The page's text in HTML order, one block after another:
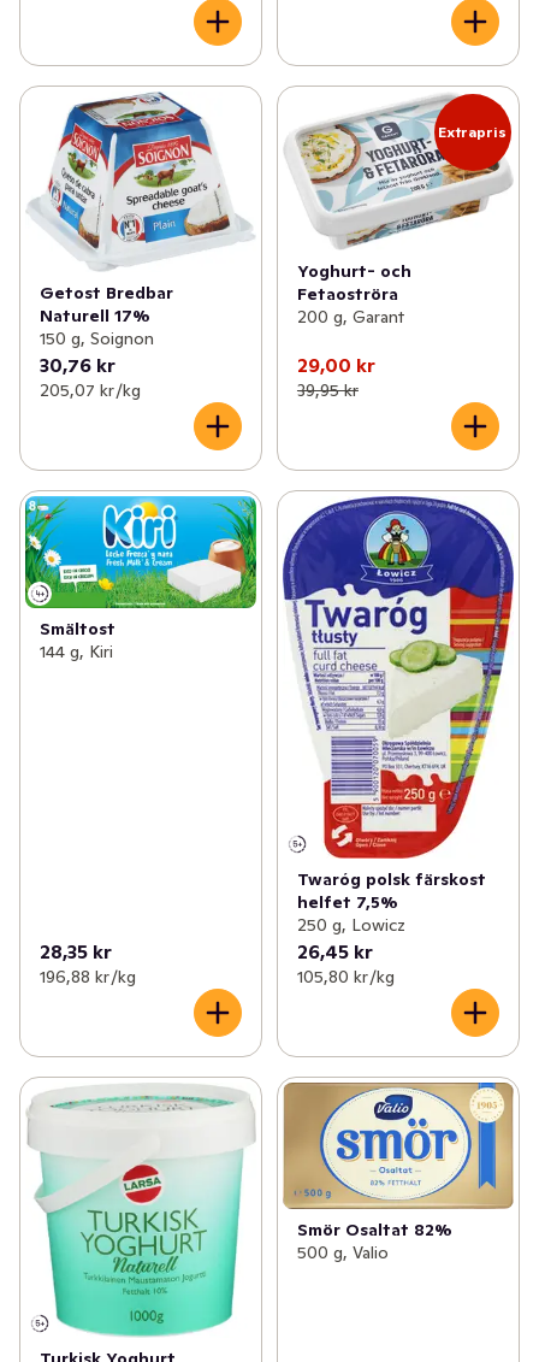
Getost Bredbar
Naturell 17%
150 g, Soignon
30,76 kr
205,07 kr /kg
Extrapris
Yoghurt- och
Fetaoströra
200 g, Garant
29,00 kr
39,95 kr
Smältost
144 g, Kiri
28,35 kr
196,88 kr /kg
Twaróg polsk färskost
helfet 7,5%
250 g, Lowicz
26,45 kr
105,80 kr /kg
Smör Osaltat 82%
500 g, Valio